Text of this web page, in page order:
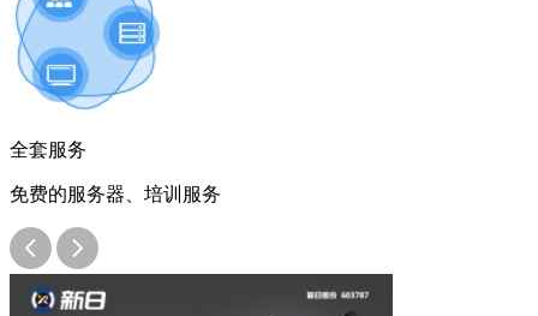
全套服务
免费的服务器、培训服务